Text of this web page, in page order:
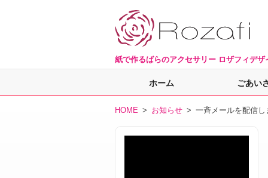
紙で作るばらのアクセサリー ロザフィデ
ホーム ごあい
HOME > お知らせ > 一斉メールを配信し